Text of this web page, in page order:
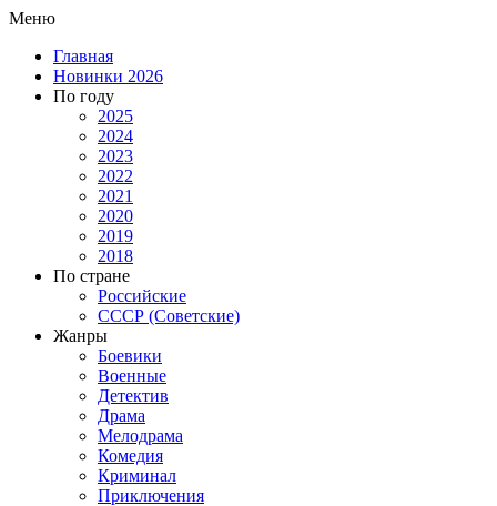
Меню
Главная
Новинки 2026
По году
2025
2024
2023
2022
2021
2020
2019
2018
По стране
Российские
СССР (Советские)
Жанры
Боевики
Военные
Детектив
Драма
Мелодрама
Комедия
Криминал
Приключения